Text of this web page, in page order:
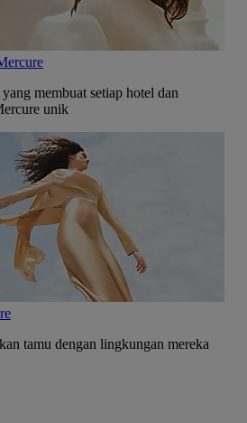
membuat setiap hotel dan
unik
tamu dengan lingkungan mereka